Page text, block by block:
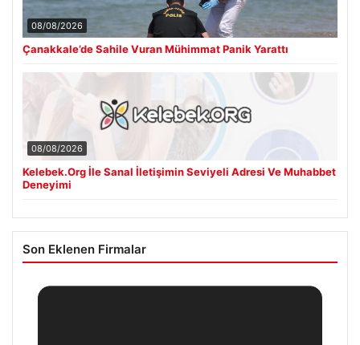
08/08/2026
Çanakkale’de Sahile Vuran Mühimmat Panik Yarattı
08/08/2026
Kelebek.Org İle Sanal İletişimin Seviyeli Adresi Ve Muhabbet
Deneyimi
Son Eklenen Firmalar